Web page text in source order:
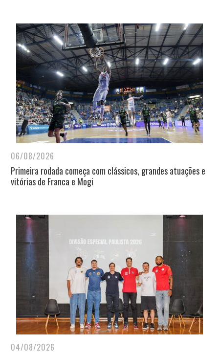
06/08/2026
Primeira rodada começa com clássicos, grandes atuações e
vitórias de Franca e Mogi
04/08/2026